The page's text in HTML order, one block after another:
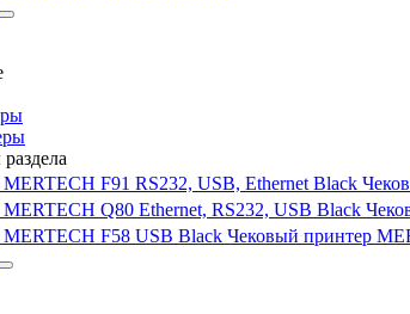
Чековый принтер